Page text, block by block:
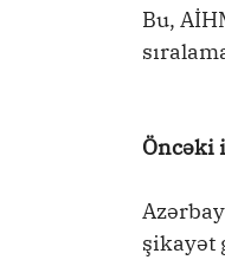
Bu,
Öncəki
şikayət